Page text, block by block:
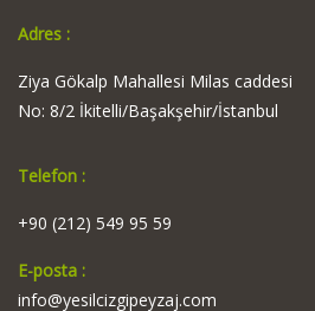
Adres :
Ziya Gökalp Mahallesi Milas caddesi
No: 8/2 İkitelli/Başakşehir/İstanbul
Telefon :
+90 (212) 549 95 59
E-posta :
info@yesilcizgipeyzaj.com